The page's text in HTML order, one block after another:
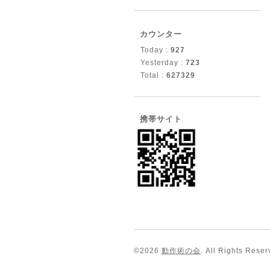
カウンター
Today : 927
Yesterday : 723
Total : 627329
携帯サイト
©2026 動作術の会. All Rights